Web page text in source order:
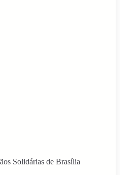
Solidárias de Brasília